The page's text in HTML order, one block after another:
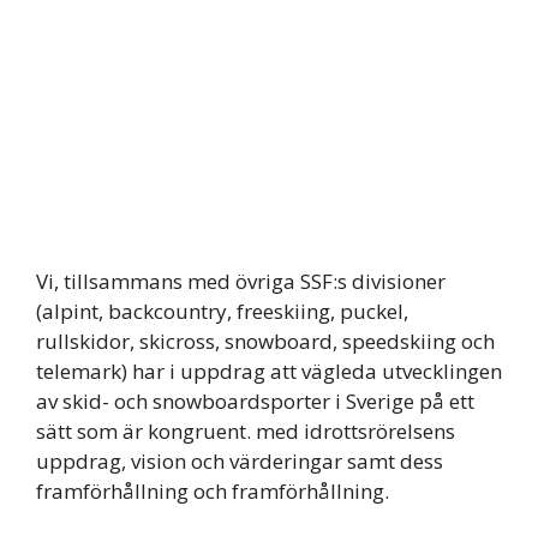
Vi, tillsammans med övriga SSF:s divisioner
(alpint, backcountry, freeskiing, puckel,
rullskidor, skicross, snowboard, speedskiing och
telemark) har i uppdrag att vägleda utvecklingen
av skid- och snowboardsporter i Sverige på ett
sätt som är kongruent. med idrottsrörelsens
uppdrag, vision och värderingar samt dess
framförhållning och framförhållning.